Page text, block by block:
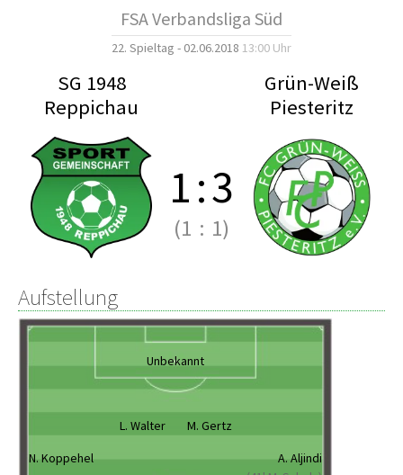
FSA Verbandsliga Süd
22. Spieltag - 02.06.2018 13:00 Uhr
SG 1948
Reppichau
Grün-Weiß
Piesteritz
1:3
(1 : 1)
Aufstellung
Unbekannt
L. Walter
M. Gertz
N. Koppehel
A. Aljindi